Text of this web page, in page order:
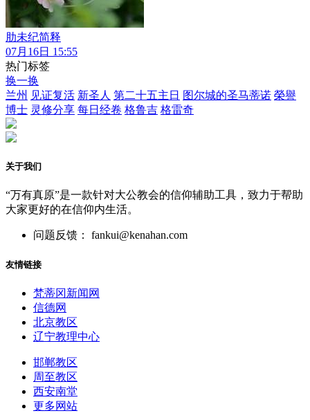
肋未纪简释
07月16日 15:55
热门标签
换一换
兰州 见证复活 新圣人 第二十五主日 图尔城的圣马蒂诺 榮譽
博士 灵修分享 每日经卷 格鲁吉 格雷奇
关于我们
“万有真原”是一款针对大公教会的信仰辅助工具，致力于帮助
大家更好的在信仰内生活。
问题反馈： fankui@kenahan.com
友情链接
梵蒂冈新闻网
信德网
北京教区
辽宁教理中心
邯郸教区
周至教区
西安南堂
更多网站